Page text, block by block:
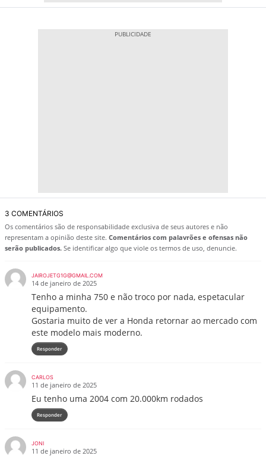
3 COMENTÁRIOS
Os comentários são de responsabilidade exclusiva de seus autores e não
representam a opinião deste site. Comentários com palavrões e ofensas não
serão publicados. Se identificar algo que viole os termos de uso, denuncie.
JAIROJETG1G@GMAIL.COM
14 de janeiro de 2025
Tenho a minha 750 e não troco por nada, espetacular
equipamento.
Gostaria muito de ver a Honda retornar ao mercado com
este modelo mais moderno.
Responder
CARLOS
11 de janeiro de 2025
Eu tenho uma 2004 com 20.000km rodados
Responder
JONI
11 de janeiro de 2025